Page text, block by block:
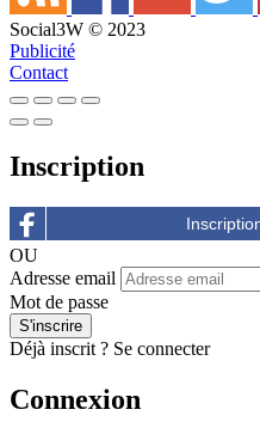
Social3W © 2023
Publicité
Contact
Inscription
OU
Adresse email
Mot de passe
Déjà inscrit ? Se connecter
Connexion